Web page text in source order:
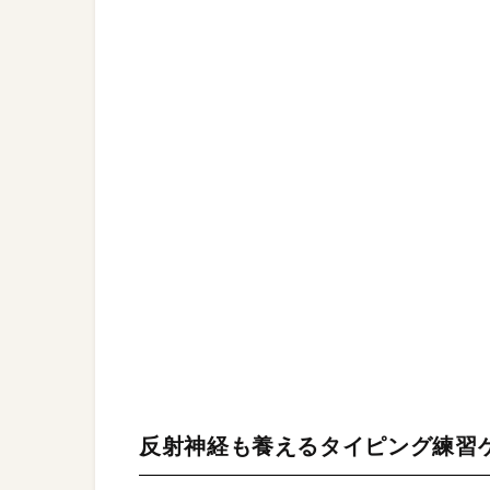
反射神経も養えるタイピング練習